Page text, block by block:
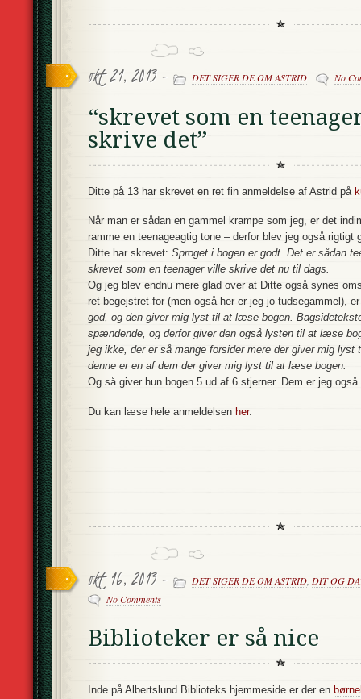
okt 21, 2013 - DET SIGER DE OM ASTRID No
“skrevet som en
skrive det”
Ditte på 13 har skrevet en ret fin anmeldelse af Astrid på
Når man er sådan en gammel krampe som jeg, er det
ramme en teenageagtig tone – derfor blev jeg også
Ditte har skrevet: Sproget i bogen er godt. Det er sådan
skrevet som en teenager ville skrive det nu til dags.
Og jeg blev endnu mere glad over at Ditte også synes
ret begejstret for (men også her er jeg jo tudsegammel),
god, og den giver mig lyst til at læse bogen.
spændende, og derfor giver den også lysten til at læse
jeg ikke, der er så mange forsider mere der giver mig
denne er en af dem der giver mig lyst til at læse bogen.
Og så giver hun bogen 5 ud af 6 stjerner. Dem er jeg
Du kan læse hele anmeldelsen her.
okt 16, 2013 - DET SIGER DE OM ASTRID, DIT OG
No Comments
Biblioteker er så nice
Inde på Albertslund Biblioteks hjemmeside er der en